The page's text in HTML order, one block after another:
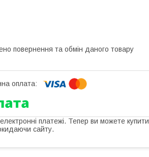
повернення та обмін даного товару
платежі. Тепер ви можете купити
сайту.